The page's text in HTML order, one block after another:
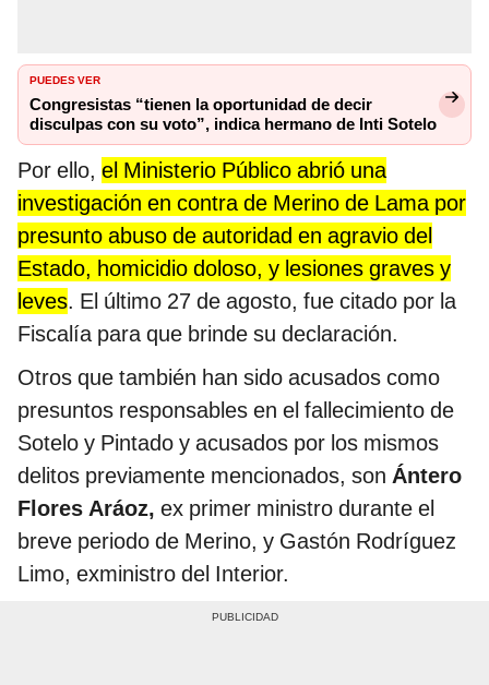
PUEDES VER
Congresistas “tienen la oportunidad de decir
disculpas con su voto”, indica hermano de Inti Sotelo
Por ello, el Ministerio Público abrió una
investigación en contra de Merino de Lama por
presunto abuso de autoridad en agravio del
Estado, homicidio doloso, y lesiones graves y
leves. El último 27 de agosto, fue citado por la
Fiscalía para que brinde su declaración.
Otros que también han sido acusados como
presuntos responsables en el fallecimiento de
Sotelo y Pintado y acusados por los mismos
delitos previamente mencionados, son Ántero
Flores Aráoz, ex primer ministro durante el
breve periodo de Merino, y Gastón Rodríguez
Limo, exministro del Interior.